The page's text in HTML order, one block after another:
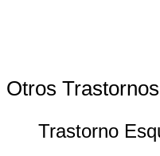
Otros
Trastorno